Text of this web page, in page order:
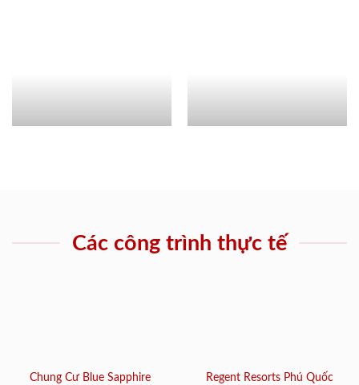
Các công trình thực tế
Chung Cư Blue Sapphire
Regent Resorts Phú Quốc